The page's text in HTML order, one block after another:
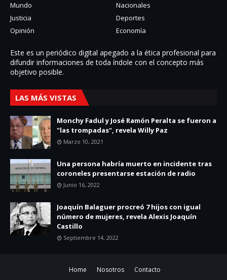
Mundo
Nacionales
Justicia
Deportes
Opinión
Economía
Este es un periódico digital apegado a la ética profesional para
difundir informaciones de toda í­ndole con el concepto más
objetivo posible.
LAS MÁS VISTAS
Monchy Fadul y José Ramón Peralta se fueron a
"las trompadas", revela Willy Paz
Marzo 10, 2021
Una persona habría muerto en incidente tras
coroneles presentarse estación de radio
Junio 16, 2022
Joaquín Balaguer procreó 7 hijos con igual
número de mujeres, revela Alexis Joaquín
Castillo
Septiembre 14, 2022
Home Nosotros Contacto